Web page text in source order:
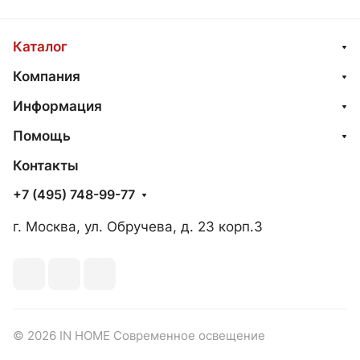
Каталог
Компания
Информация
Помощь
Контакты
+7 (495) 748-99-77
г. Москва, ул. Обручева, д. 23 корп.3
© 2026 IN HOME Современное освещение